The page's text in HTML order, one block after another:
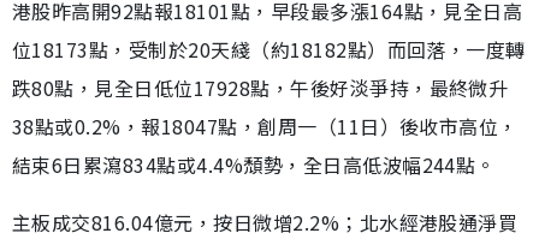
港股昨高開92點報18101點，早段最多漲164點，見全日高
位18173點，受制於20天綫（約18182點）而回落，一度轉
跌80點，見全日低位17928點，午後好淡爭持，最終微升
38點或0.2%，報18047點，創周一（11日）後收市高位，
結束6日累瀉834點或4.4%頹勢，全日高低波幅244點。
主板成交816.04億元，按日微增2.2%；北水經港股通淨買